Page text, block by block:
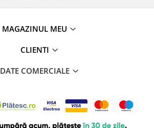
MAGAZINUL MEU
CLIENTI
DATE COMERCIALE